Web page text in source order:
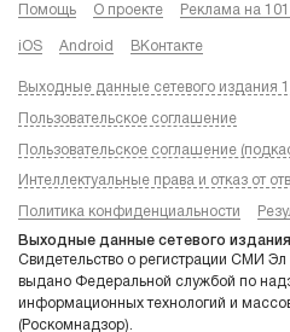
Помощь О проекте Реклама на
iOS Android ВКонтакте
Выходные данные сетевого издания
Пользовательское соглашение
Пользовательское соглашение
Интеллектуальные права и отказ от
Политика конфиденциальности
Выходные данные сетевого издания
Свидетельство о регистрации СМИ
выдано Федеральной службой по
информационных технологий и
(Роскомнадзор).